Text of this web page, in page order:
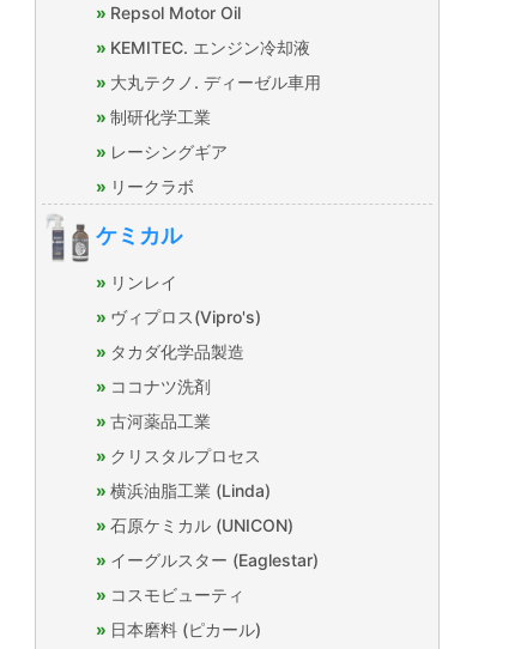
Repsol Motor Oil
KEMITEC. エンジン冷却液
大丸テクノ. ディーゼル車用
制研化学工業
レーシングギア
リークラボ
ケミカル
リンレイ
ヴィプロス(Vipro's)
タカダ化学品製造
ココナツ洗剤
古河薬品工業
クリスタルプロセス
横浜油脂工業 (Linda)
石原ケミカル (UNICON)
イーグルスター (Eaglestar)
コスモビューティ
日本磨料 (ピカール)